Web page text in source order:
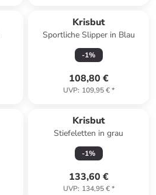
Krisbut
Sportliche Slipper in Blau
-1%
108,80 €
UVP: 109,95 €*
Krisbut
Stiefeletten in grau
-1%
133,60 €
UVP: 134,95 €*